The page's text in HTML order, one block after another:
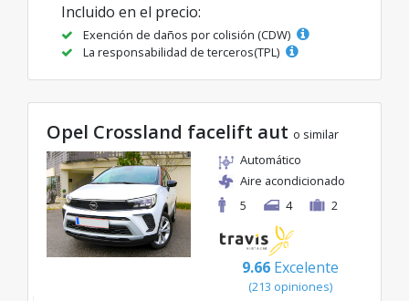
Incluido en el precio:
Exención de daños por colisión (CDW)
La responsabilidad de terceros(TPL)
Opel Crossland facelift aut o similar
Automático
Aire acondicionado
5
4 2
9.66 Excelente
(213 opiniones)